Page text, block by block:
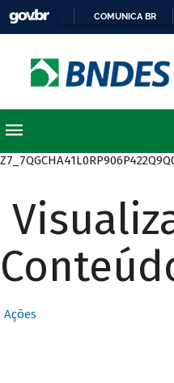
COMUNICA BR
Ações